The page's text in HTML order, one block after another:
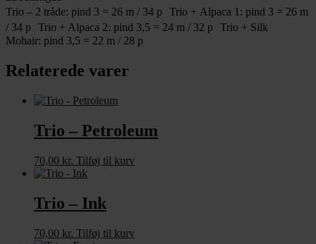
Trio – 2 tråde: pind 3 = 26 m / 34 p Trio + Alpaca 1: pind 3 = 26 m
/ 34 p Trio + Alpaca 2: pind 3,5 = 24 m / 32 p Trio + Silk
Mohair: pind 3,5 = 22 m / 28 p
Relaterede varer
Trio – Petroleum
70,00 kr. Tilføj til kurv
Trio – Ink
70,00 kr. Tilføj til kurv